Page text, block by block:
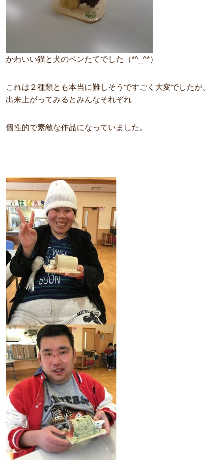
かわいい猫と犬のペンたてでした（*^_^*）
これは２種類とも本当に難しそうですごく大変でしたが、
出来上がってみるとみんなそれぞれ
個性的で素敵な作品になっていました。